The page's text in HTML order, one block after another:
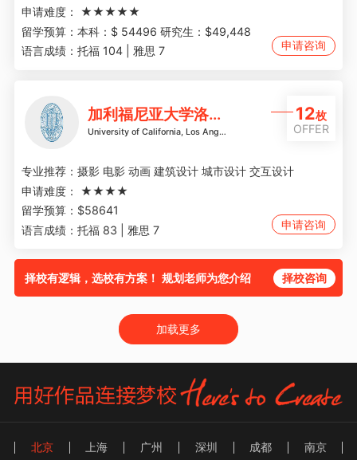
申请难度：
★★★★★
留学预算： 本科：$ 54496 研究生：$49,448
语言成绩： 托福 104 | 雅思 7 申请咨询
加利福尼亚大学洛杉矶分校
University of California, Los Angeles
12枚
OFFER
专业推荐： 摄影 电影 动画 建筑设计 城市设计 交互设计
申请难度：
★★★★
留学预算： $58641
语言成绩： 托福 83 | 雅思 7 申请咨询
择校有逻辑，选校有方案！ 规划老师为您介绍 择校咨询
加载更多
北京 上海 广州 深圳 成都 南京